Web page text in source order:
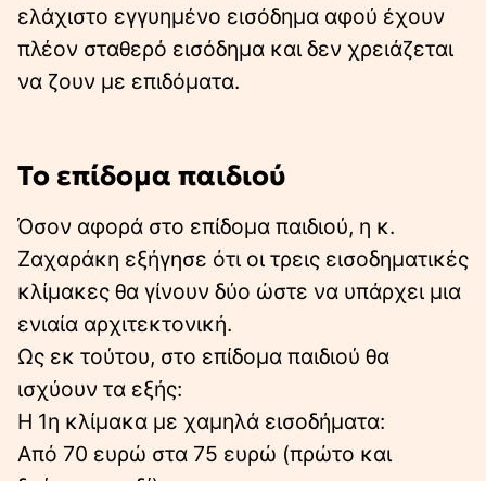
ελάχιστο εγγυημένο εισόδημα αφού έχουν
πλέον σταθερό εισόδημα και δεν χρειάζεται
να ζουν με επιδόματα.
Το επίδομα παιδιού
Όσον αφορά στο επίδομα παιδιού, η κ.
Ζαχαράκη εξήγησε ότι οι τρεις εισοδηματικές
κλίμακες θα γίνουν δύο ώστε να υπάρχει μια
ενιαία αρχιτεκτονική.
Ως εκ τούτου, στο επίδομα παιδιού θα
ισχύουν τα εξής:
Η 1η κλίμακα με χαμηλά εισοδήματα:
Από 70 ευρώ στα 75 ευρώ (πρώτο και